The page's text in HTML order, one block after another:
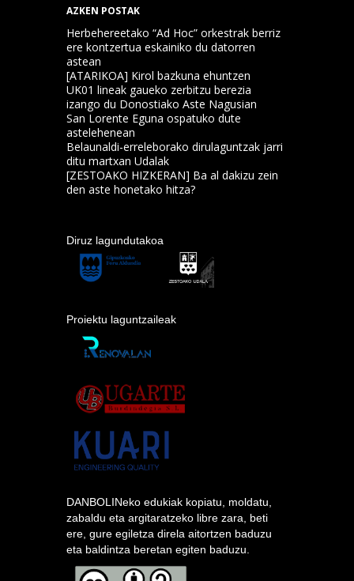
AZKEN POSTAK
Herbehereetako “Ad Hoc” orkestrak berriz
ere kontzertua eskainiko du datorren
astean
[ATARIKOA] Kirol bazkuna ehuntzen
UK01 lineak gaueko zerbitzu berezia
izango du Donostiako Aste Nagusian
San Lorente Eguna ospatuko dute
astelehenean
Belaunaldi-erreleborako dirulaguntzak jarri
ditu martxan Udalak
[ZESTOAKO HIZKERAN] Ba al dakizu zein
den aste honetako hitza?
Diruz lagundutakoa
Proiektu laguntzaileak
DANBOLINeko edukiak kopiatu, moldatu,
zabaldu eta argitaratzeko libre zara, beti
ere, gure egiletza direla aitortzen baduzu
eta baldintza beretan egiten baduzu.